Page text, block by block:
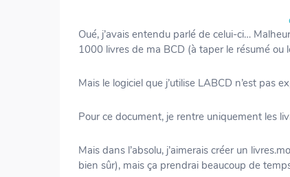
Oué, j’avais entendu parlé de celui-ci…
1000 livres de ma BCD (à taper le résumé ou
Mais le logiciel que j’utilise LABCD n’est pas
Pour ce document, je rentre uniquement les
Mais dans l’absolu, j’aimerais créer un
bien sûr), mais ça prendrai beaucoup de